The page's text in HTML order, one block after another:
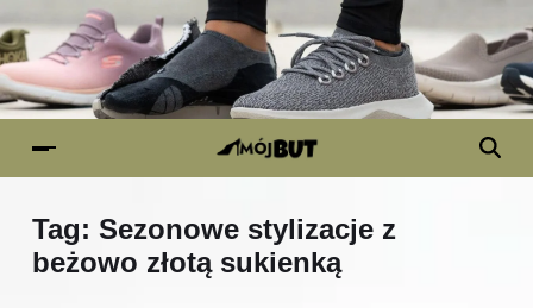
Tag: Sezonowe stylizacje z
beżowo złotą sukienką